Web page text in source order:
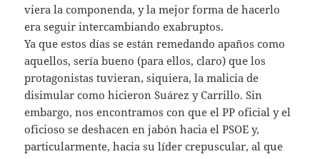
viera la componenda, y la mejor forma de hacerlo
era seguir intercambiando exabruptos.
Ya que estos días se están remedando apaños como
aquellos, sería bueno (para ellos, claro) que los
protagonistas tuvieran, siquiera, la malicia de
disimular como hicieron Suárez y Carrillo. Sin
embargo, nos encontramos con que el PP oficial y el
oficioso se deshacen en jabón hacia el PSOE y,
particularmente, hacia su líder crepuscular, al que